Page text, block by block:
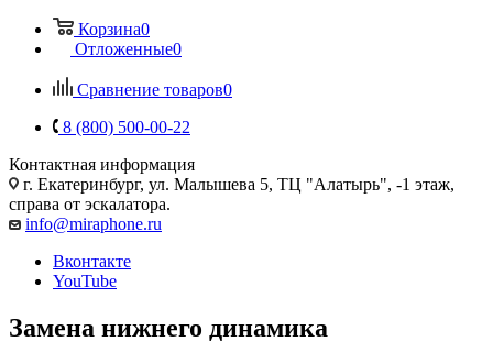
Корзина0
Отложенные0
Сравнение товаров0
8 (800) 500-00-22
Контактная информация
г. Екатеринбург, ул. Малышева 5, ТЦ "Алатырь", -1 этаж,
справа от эскалатора.
info@miraphone.ru
Вконтакте
YouTube
Замена нижнего динамика